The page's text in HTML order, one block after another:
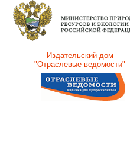
Издательский дом
"Отраслевые ведомости"